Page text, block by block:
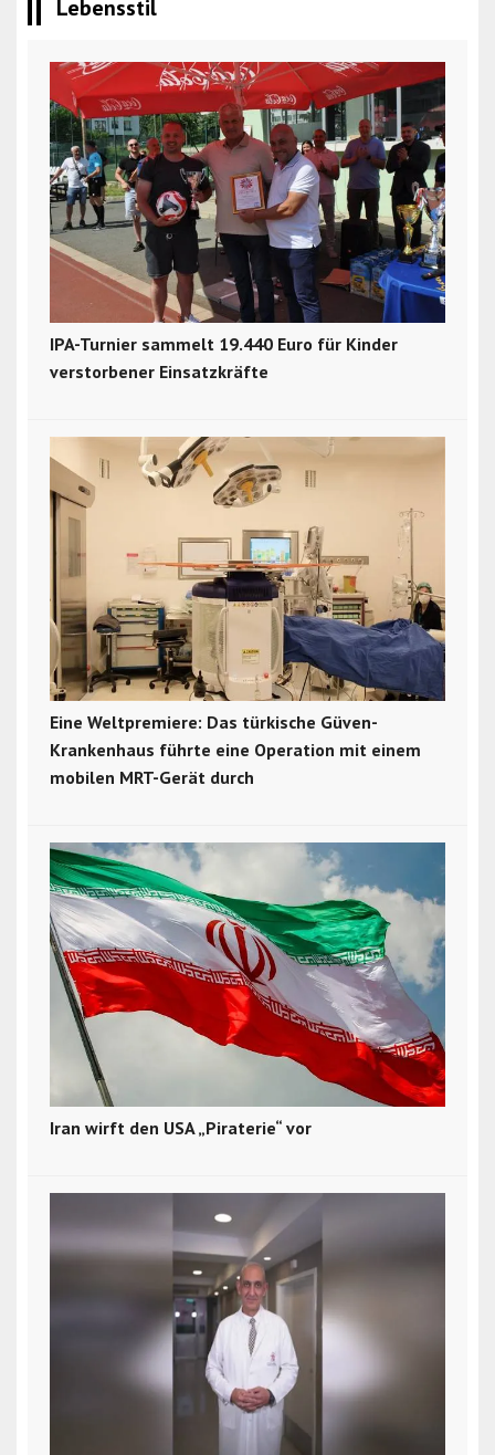
Lebensstil
IPA-Turnier sammelt 19.440 Euro für Kinder
verstorbener Einsatzkräfte
Eine Weltpremiere: Das türkische Güven-
Krankenhaus führte eine Operation mit einem
mobilen MRT-Gerät durch
Iran wirft den USA „Piraterie“ vor